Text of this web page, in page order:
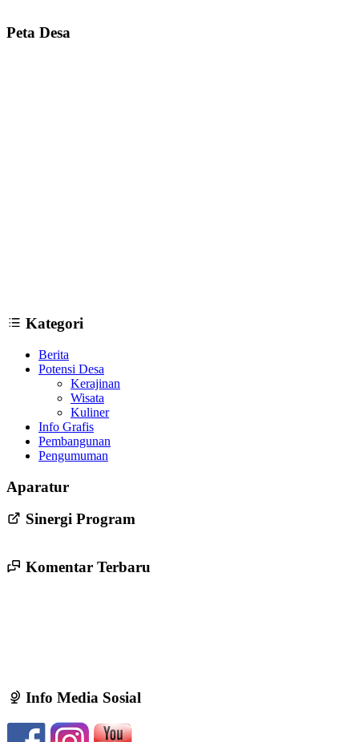
2022-2028 24 Mei 2022
Peta Desa
Kategori
Berita
Potensi Desa
Kerajinan
Wisata
Kuliner
Info Grafis
Pembangunan
Pengumuman
Aparatur
Sinergi Program
Komentar Terbaru
Info Media Sosial